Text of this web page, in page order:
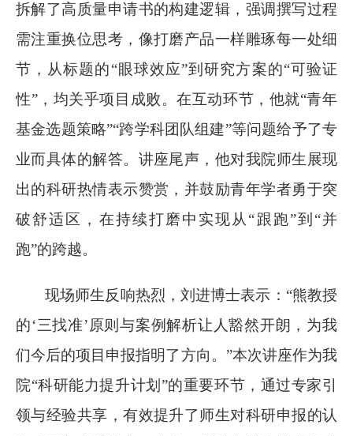
拆解了高质量申请书的构建逻辑，强调撰写过程
需注重换位思考，像打磨产品一样雕琢每一处细
节，从标题的“眼球效应”到研究方案的“可验证
性”，均关乎项目成败。在互动环节， 他就“青年
基金选题策略”“跨学科团队组建”等问题给予了专
业而具体的解答。讲座尾声，他对我院师生展现
出的科研热情表示赞赏，并鼓励青年学者勇于突
破舒适区，在持续打磨中实现从“跟跑”到“并
跑”的跨越。
现场师生反响热烈，刘进博士表示： “熊教授
的‘三找准’原则与案例解析让人豁然开朗，为我
们今后的项目申报指明了方向。”本次讲座作为我
院“科研能力提升计划”的重要环节，通过专家引
领与经验共享，有效提升了师生对科研申报的认